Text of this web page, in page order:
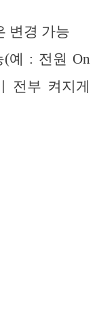
변경 가능
예 : 전원 On
전부 켜지게